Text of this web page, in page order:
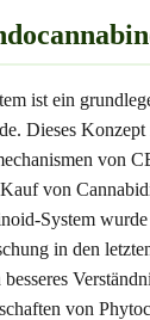
ist ein
Dieses
von
von
System
in den
von